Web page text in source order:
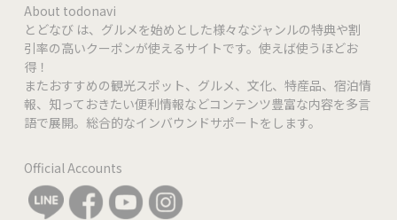
About todonavi
とどなび は、グルメを始めとした様々なジャンルの特典や割
引率の高いクーポンが使えるサイトです。使えば使うほどお
得！
またおすすめの観光スポット、グルメ、文化、特産品、宿泊情
報、知っておきたい便利情報などコンテンツ豊富な内容を多言
語で展開。総合的なインバウンドサポートをします。
Official Accounts